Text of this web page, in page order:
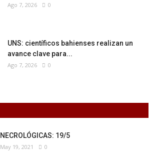
Ago 7, 2026 0
UNS: científicos bahienses realizan un
avance clave para...
Ago 7, 2026 0
NECROLÓGICAS: 19/5
May 19, 2021 0